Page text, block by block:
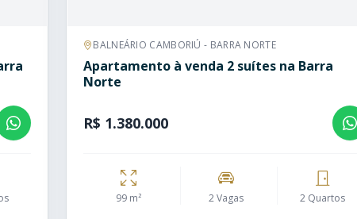
BALNEÁRIO CAMBORIÚ - BARRA NORTE
Apartamento à venda 2 suítes na Barra
Norte
R$ 1.380.000
99 m² 2 Vagas 2 Quartos